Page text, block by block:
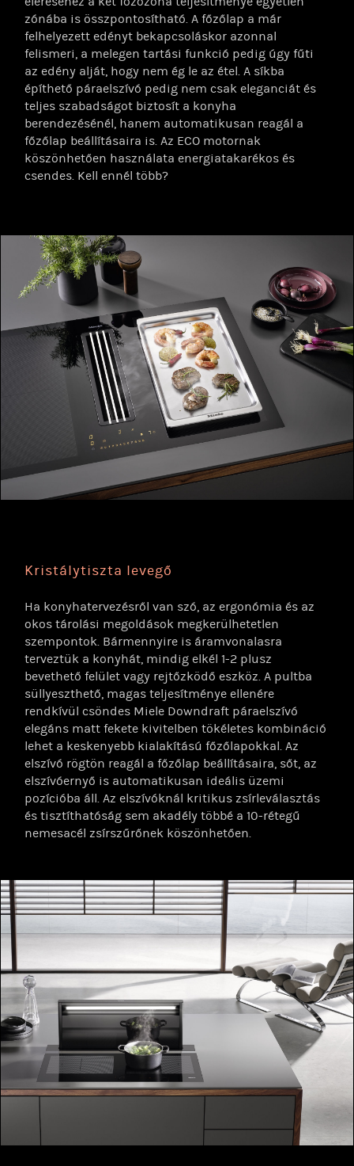
zónába is összpontosítható. A főzőlap a már
felhelyezett edényt bekapcsoláskor azonnal
felismeri, a melegen tartási funkció pedig úgy fűti
az edény alját, hogy nem ég le az étel. A síkba
építhető páraelszívó pedig nem csak eleganciát és
teljes szabadságot biztosít a konyha
berendezésénél, hanem automatikusan reagál a
főzőlap beállításaira is. Az ECO motornak
köszönhetően használata energiatakarékos és
csendes. Kell ennél több?
Kristálytiszta levegő
Ha konyhatervezésről van szó, az ergonómia és az
okos tárolási megoldások megkerülhetetlen
szempontok. Bármennyire is áramvonalasra
terveztük a konyhát, mindig elkél 1-2 plusz
bevethető felület vagy rejtőzködő eszköz. A pultba
süllyeszthető, magas teljesítménye ellenére
rendkívül csöndes Miele Downdraft páraelszívó
elegáns matt fekete kivitelben tökéletes kombináció
lehet a keskenyebb kialakítású főzőlapokkal. Az
elszívó rögtön reagál a főzőlap beállításaira, sőt, az
elszívóernyő is automatikusan ideális üzemi
pozícióba áll. Az elszívóknál kritikus zsírleválasztás
és tisztíthatóság sem akadély többé a 10-rétegű
nemesacél zsírszűrőnek köszönhetően.